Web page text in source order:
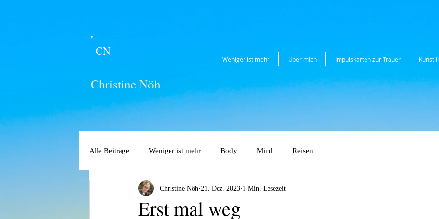
Weniger ist mehr Über mich Impulskarten zur Trauer Kunst
CN
Christine Nöh
Alle Beiträge Weniger ist mehr Body Mind Reisen
Erst mal weg
Christine Nöh 21. Dez. 2023 1 Min. Lesezeit